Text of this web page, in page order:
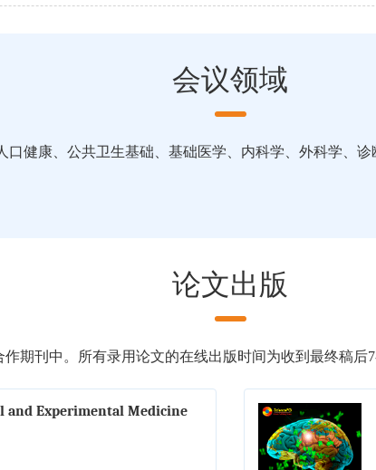
会议领域
健康、公共卫生基础、基础医学、内科学、外科学、诊
论文出版
期刊中。所有录用论文的在线出版时间为收到最终稿后7-
and Experimental Medicine